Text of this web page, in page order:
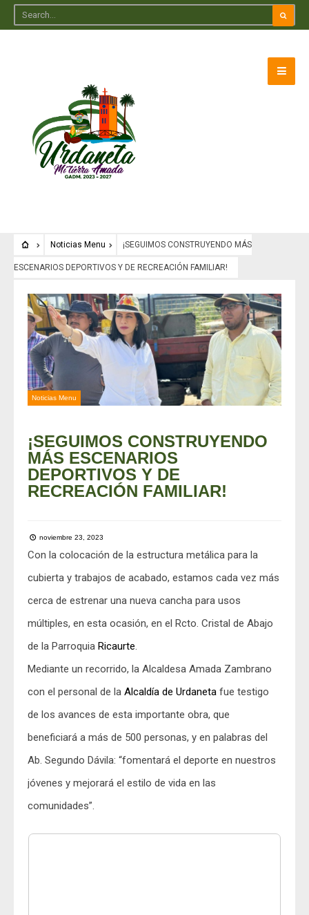
Noticias Menu ¡SEGUIMOS CONSTRUYENDO MÁS
ESCENARIOS DEPORTIVOS Y DE RECREACIÓN FAMILIAR!
Noticias Menu
¡SEGUIMOS CONSTRUYENDO
MÁS ESCENARIOS
DEPORTIVOS Y DE
RECREACIÓN FAMILIAR!
noviembre 23, 2023
Con la colocación de la estructura metálica para la
cubierta y trabajos de acabado, estamos cada vez más
cerca de estrenar una nueva cancha para usos
múltiples, en esta ocasión, en el Rcto. Cristal de Abajo
de la Parroquia Ricaurte.
Mediante un recorrido, la Alcaldesa Amada Zambrano
con el personal de la Alcaldía de Urdaneta fue testigo
de los avances de esta importante obra, que
beneficiará a más de 500 personas, y en palabras del
Ab. Segundo Dávila: “fomentará el deporte en nuestros
jóvenes y mejorará el estilo de vida en las
comunidades”.